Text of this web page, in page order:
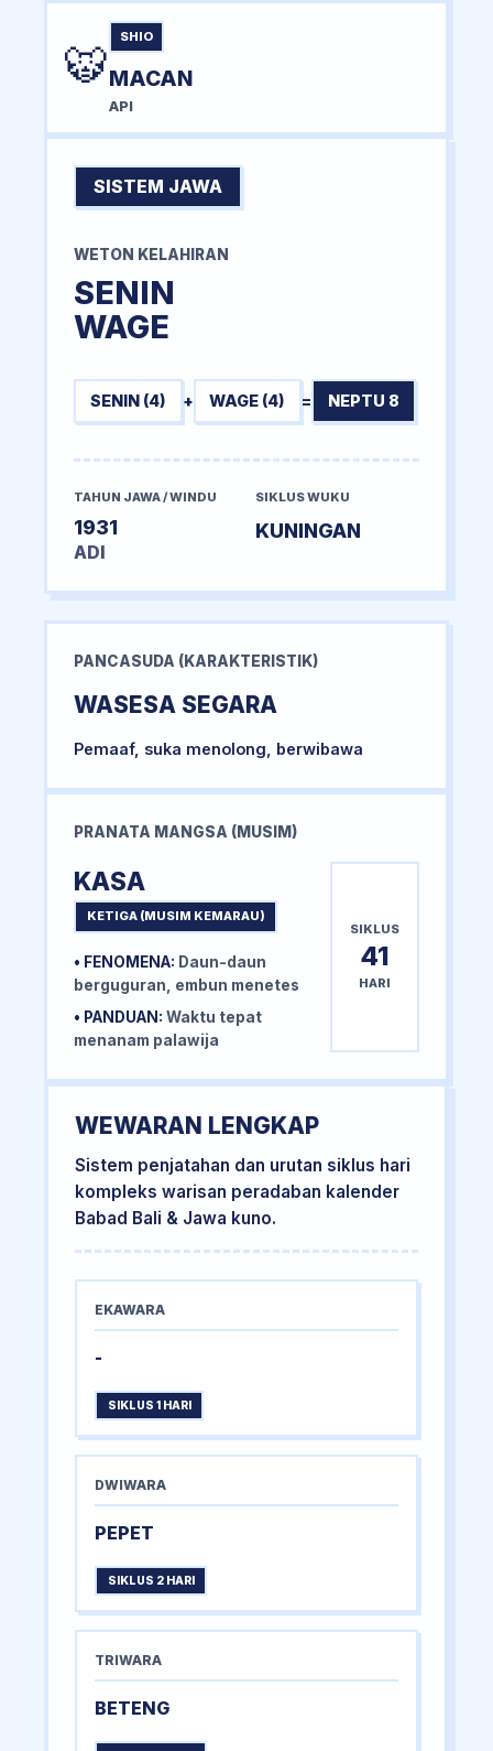
🐯
SHIO
MACAN
API
SISTEM JAWA
WETON KELAHIRAN
SENIN
WAGE
SENIN (4) + WAGE (4) = NEPTU 8
TAHUN JAWA / WINDU
1931
ADI
SIKLUS WUKU
KUNINGAN
PANCASUDA (KARAKTERISTIK)
WASESA SEGARA
Pemaaf, suka menolong, berwibawa
PRANATA MANGSA (MUSIM)
KASA
KETIGA (MUSIM KEMARAU)
• FENOMENA: Daun-daun
berguguran, embun menetes
• PANDUAN: Waktu tepat
menanam palawija
SIKLUS
41
HARI
WEWARAN LENGKAP
Sistem penjatahan dan urutan siklus hari
kompleks warisan peradaban kalender
Babad Bali & Jawa kuno.
EKAWARA
-
SIKLUS 1 HARI
DWIWARA
PEPET
SIKLUS 2 HARI
TRIWARA
BETENG